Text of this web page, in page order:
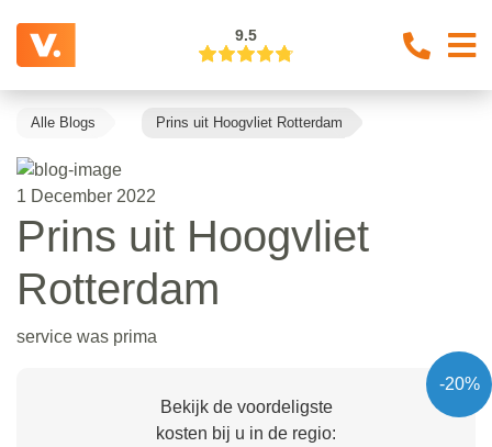
9.5
Alle Blogs Prins uit Hoogvliet Rotterdam
1 December 2022
Prins uit Hoogvliet
Rotterdam
service was prima
-20%
Bekijk de voordeligste
kosten bij u in de regio: